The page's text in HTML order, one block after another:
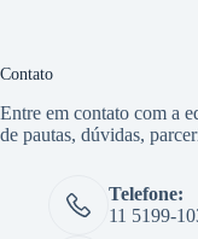
Contato
Entre em contato com a
de pautas, dúvidas,
Telefone:
11 5199-